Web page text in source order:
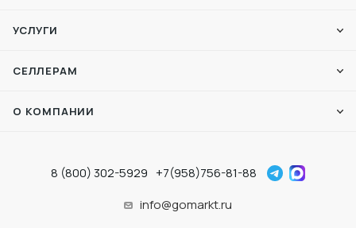
УСЛУГИ
СЕЛЛЕРАМ
О КОМПАНИИ
8 (800) 302-5929 +7(958)756-81-88
info@gomarkt.ru